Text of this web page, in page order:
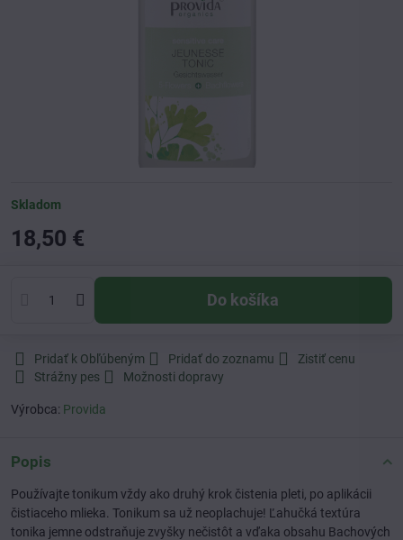
Skladom
18,50 €
Do košíka
Pridať k Obľúbeným Pridať do zoznamu
Zistiť cenu
Strážny pes
Možnosti dopravy
Výrobca: Provida
Popis
Používajte tonikum vždy ako druhý krok čistenia pleti, po aplikácii
čistiaceho mlieka. Tonikum sa už neoplachuje! Ľahučká textúra
tonika jemne odstraňuje zvyšky nečistôt a vďaka obsahu Bachových